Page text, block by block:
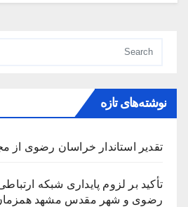
نوشته‌های تازه
تقدیر استاندار خراسان رضوی از
تأکید بر لزوم پایداری شبکه
رضوی و شهر مقدس مشهد همزمان